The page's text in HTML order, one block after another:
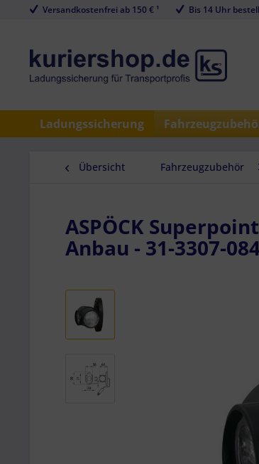
Versandkostenfrei ab 150 € ¹ Bis 14 Uhr
Ladungssicherung
Übersicht Fahrzeugzubehör
ASPÖCK
Anbau - 31-3307-